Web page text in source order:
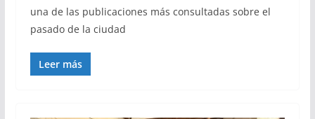
una de las publicaciones más consultadas sobre el
pasado de la ciudad
Leer más